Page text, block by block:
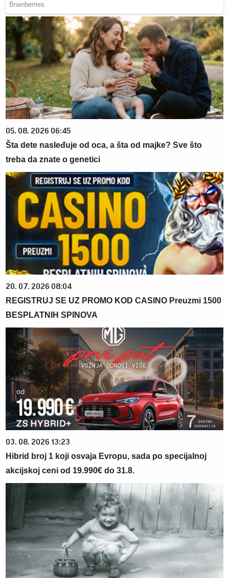
05. 08. 2026 06:45
Šta dete nasleđuje od oca, a šta od majke? Sve što
treba da znate o genetici
20. 07. 2026 08:04
REGISTRUJ SE UZ PROMO KOD CASINO Preuzmi 1500
BESPLATNIH SPINOVA
03. 08. 2026 13:23
Hibrid broj 1 koji osvaja Evropu, sada po specijalnoj
akcijskoj ceni od 19.990€ do 31.8.